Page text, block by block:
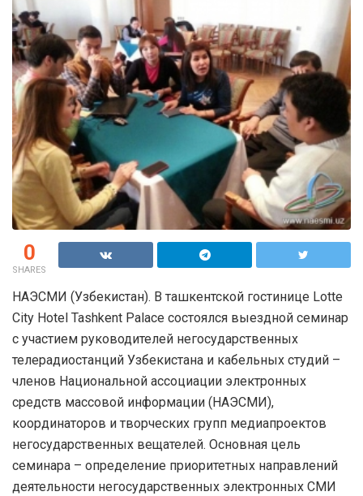
0
SHARES
НАЭСМИ (Узбекистан). В ташкентской гостинице Lotte
City Hotel Tashkent Palace состоялся выездной семинар
с участием руководителей негосударственных
телерадиостанций Узбекистана и кабельных студий –
членов Национальной ассоциации электронных
средств массовой информации (НАЭСМИ),
координаторов и творческих групп медиапроектов
негосударственных вещателей. Основная цель
семинара – определение приоритетных направлений
деятельности негосударственных электронных СМИ